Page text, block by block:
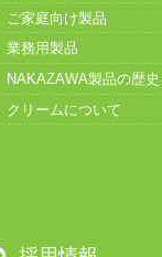
ご家庭向け製品
業務用製品
NAKAZAWA製品の歴史
クリームについて